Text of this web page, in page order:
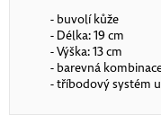
- buvolí kůže
- Délka: 19 cm
- Výška: 13 cm
- barevná
- tříbodový systém